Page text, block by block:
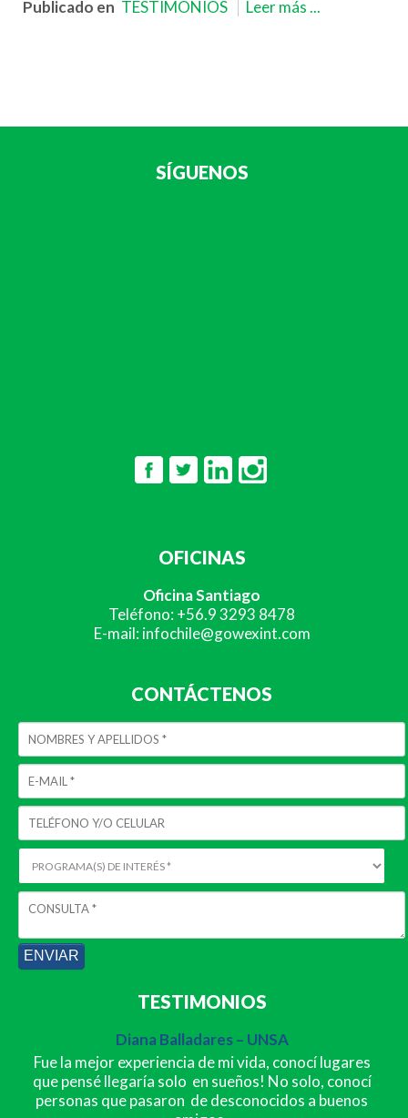
Publicado en TESTIMONIOS Leer más ...
SÍGUENOS
OFICINAS
Oficina Santiago
Teléfono: +56.9 3293 8478
E-mail: infochile@gowexint.com
CONTÁCTENOS
TESTIMONIOS
Diana Balladares – UNSA
Fue la mejor experiencia de mi vida, conocí lugares
que pensé llegaría solo en sueños! No solo, conocí
personas que pasaron de desconocidos a buenos